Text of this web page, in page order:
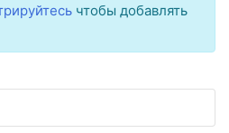
чтобы добавлять